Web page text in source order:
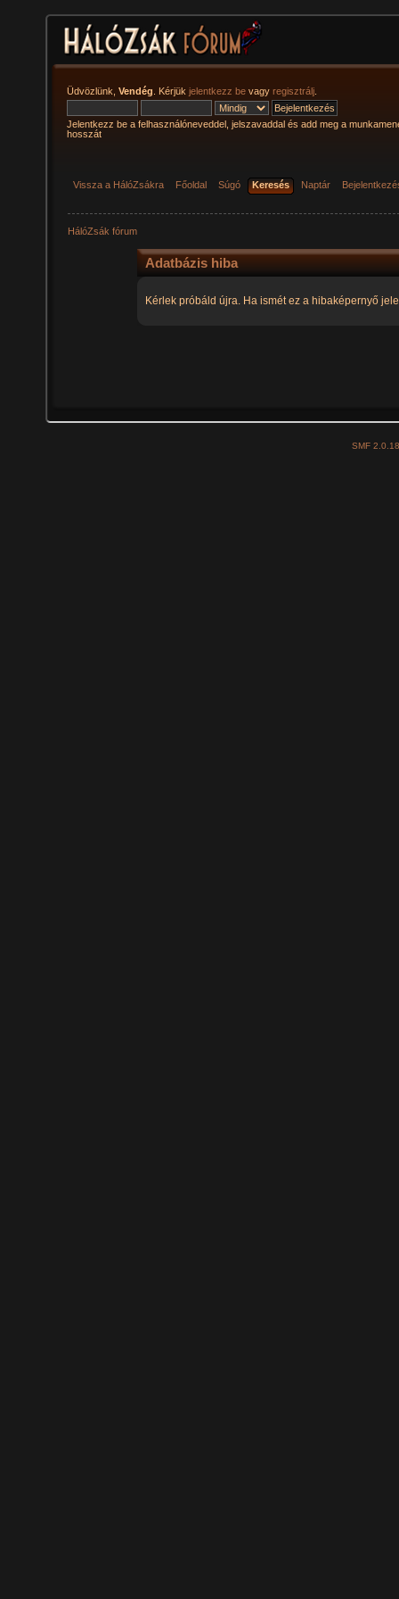
Üdvözlünk, Vendég . Kérjük jelentkezz be vagy regisztrálj
Jelentkezz be a felhasználóneveddel, jelszavaddal és add meg a
hosszát
Vissza a HálóZsákra Főoldal Súgó Keresés Naptár
HálóZsák fórum
Adatbázis hiba
Kérlek próbáld újra. Ha ismét ez a hibaképernyő
SMF 2.0.18